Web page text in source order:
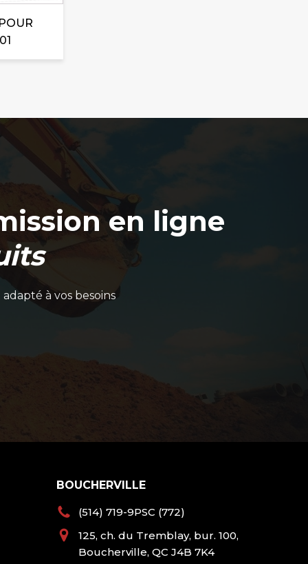
en ligne
à vos besoins
BOUCHERVILLE
(514) 719-9PSC (772)
125, ch. du Tremblay, bur. 100,
Boucherville, QC J4B 7K4